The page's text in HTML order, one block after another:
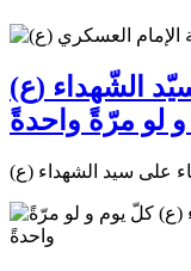
الشّهداء (ع)
لو مرّةً واحدةً
على سيد الشهداء (ع)